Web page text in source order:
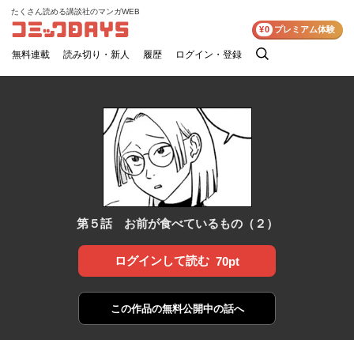
コミックDAYS
たくさん読める講談社のマンガWEB
無料連載 読み切り・新人 履歴 ログイン・登録
検
¥0 プレミアム体験
第５話 お前が食べているもの（２）
ログインして読む 70pt
この作品の無料公開中の話へ